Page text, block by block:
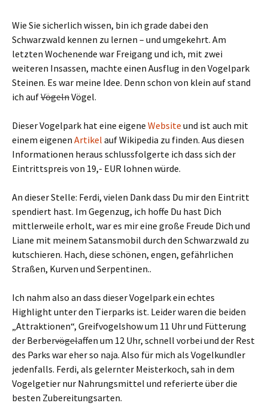
Wie Sie sicherlich wissen, bin ich grade dabei den
Schwarzwald kennen zu lernen – und umgekehrt. Am
letzten Wochenende war Freigang und ich, mit zwei
weiteren Insassen, machte einen Ausflug in den Vogelpark
Steinen. Es war meine Idee. Denn schon von klein auf stand
ich aufVögelnVögel.
Dieser Vogelpark hat eine eigene Website und ist auch mit
einem eigenen Artikel auf Wikipedia zu finden. Aus diesen
Informationen heraus schlussfolgerte ich dass sich der
Eintrittspreis von 19,- EUR lohnen würde.
An dieser Stelle: Ferdi, vielen Dank dass Du mir den Eintritt
spendiert hast. Im Gegenzug, ich hoffe Du hast Dich
mittlerweile erholt, war es mir eine große Freude Dich und
Liane mit meinem Satansmobil durch den Schwarzwald zu
kutschieren. Hach, diese schönen, engen, gefährlichen
Straßen, Kurven und Serpentinen..
Ich nahm also an dass dieser Vogelpark ein echtes
Highlight unter den Tierparks ist. Leider waren die beiden
„Attraktionen“, Greifvogelshow um 11 Uhr und Fütterung
der Berbervögelaffen um 12 Uhr, schnell vorbei und der Rest
des Parks war eher so naja. Also für mich als Vogelkundler
jedenfalls. Ferdi, als gelernter Meisterkoch, sah in dem
Vogelgetier nur Nahrungsmittel und referierte über die
besten Zubereitungsarten.